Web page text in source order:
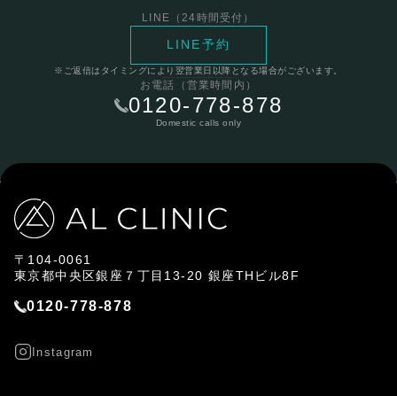
LINE（24時間受付）
LINE予約
※ご返信はタイミングにより翌営業日以降となる場合がございます。
お電話（営業時間内）
0120-778-878
Domestic calls only
〒104-0061
東京都中央区銀座７丁目13-20 銀座THビル8F
0120-778-878
Instagram